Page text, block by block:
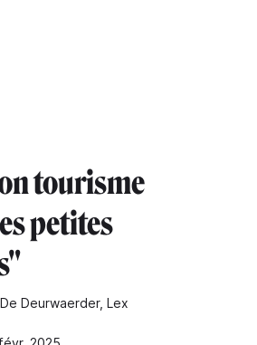
tourisme
petites
Deurwaerder, Lex